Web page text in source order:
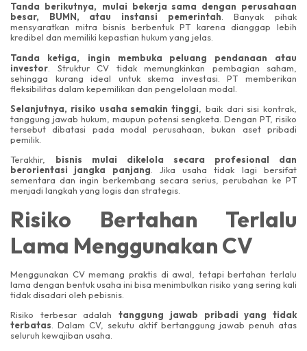
Tanda berikutnya,
mulai bekerja sama dengan perusahaan
besar, BUMN, atau instansi pemerintah . Banyak pihak
mensyaratkan mitra bisnis berbentuk PT karena dianggap lebih
kredibel dan memiliki kepastian hukum yang jelas.
Tanda ketiga,
ingin membuka peluang pendanaan atau
investor . Struktur CV tidak memungkinkan pembagian saham,
sehingga kurang ideal untuk skema investasi. PT memberikan
fleksibilitas dalam kepemilikan dan pengelolaan modal.
Selanjutnya, risiko usaha semakin tinggi , baik dari sisi kontrak,
tanggung jawab hukum, maupun potensi sengketa. Dengan PT, risiko
tersebut dibatasi pada modal perusahaan, bukan aset pribadi
pemilik.
Terakhir, bisnis mulai dikelola secara profesional dan
berorientasi jangka panjang. Jika usaha tidak lagi bersifat
sementara dan ingin berkembang secara serius, perubahan ke PT
menjadi langkah yang logis dan strategis.
Risiko Bertahan Terlalu
Lama Menggunakan CV
Menggunakan CV memang praktis di awal, tetapi bertahan terlalu
lama dengan bentuk usaha ini bisa menimbulkan risiko yang sering kali
tidak disadari oleh pebisnis.
Risiko terbesar adalahtanggung jawab pribadi yang tidak
terbatas . Dalam CV, sekutu aktif bertanggung jawab penuh atas
seluruh kewajiban usaha.